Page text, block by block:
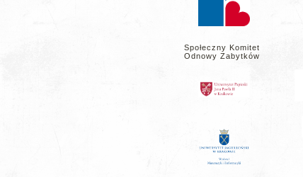
Społeczny Komitet
Odnowy Zabytków